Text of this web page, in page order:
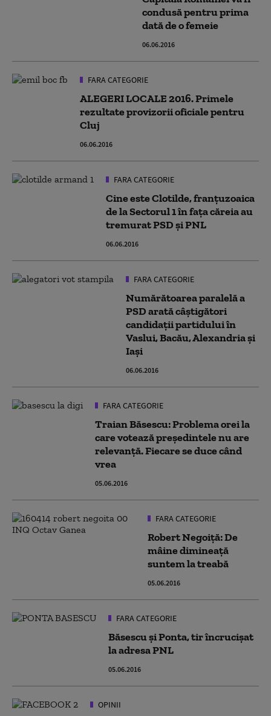
condusă pentru prima
dată de o femeie
06.06.2016
FARA CATEGORIE
ALEGERI LOCALE 2016. Primele
rezultate provizorii oficiale pentru
Cluj
06.06.2016
FARA CATEGORIE
Cine este Clotilde, franţuzoaica
de la Sectorul 1 în faţa căreia au
tremurat PSD şi PNL
06.06.2016
FARA CATEGORIE
Numărătoarea paralelă a
PSD arată câștigători
candidaţii partidului în
Vaslui, Bacău, Alexandria și
Iași
06.06.2016
FARA CATEGORIE
Traian Băsescu: Problema orei la
care votează președintele nu are
relevanță. Fiecare se duce când
vrea
05.06.2016
FARA CATEGORIE
Robert Negoiță: De
mâine dimineață
suntem la treabă
05.06.2016
FARA CATEGORIE
Băsescu și Ponta, tir încrucișat
la adresa PNL
05.06.2016
OPINII